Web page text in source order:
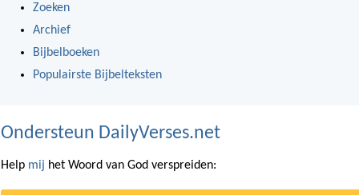
Zoeken
Archief
Bijbelboeken
Populairste Bijbelteksten
Ondersteun DailyVerses.net
Help mij het Woord van God verspreiden: